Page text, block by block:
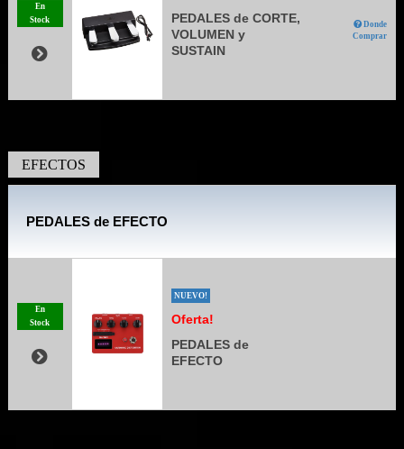
En
Stock
PEDALES de CORTE,
VOLUMEN y
SUSTAIN
Donde
Comprar
EFECTOS
PEDALES de EFECTO
En
Stock
NUEVO!
Oferta!
PEDALES de
EFECTO